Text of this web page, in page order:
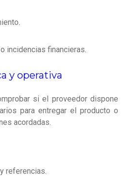
incidencias financieras.
y operativa
si el proveedor dispone
para entregar el producto o
acordadas.
referencias.